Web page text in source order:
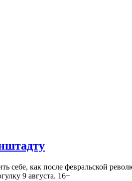
как после февральской
9 августа. 16+